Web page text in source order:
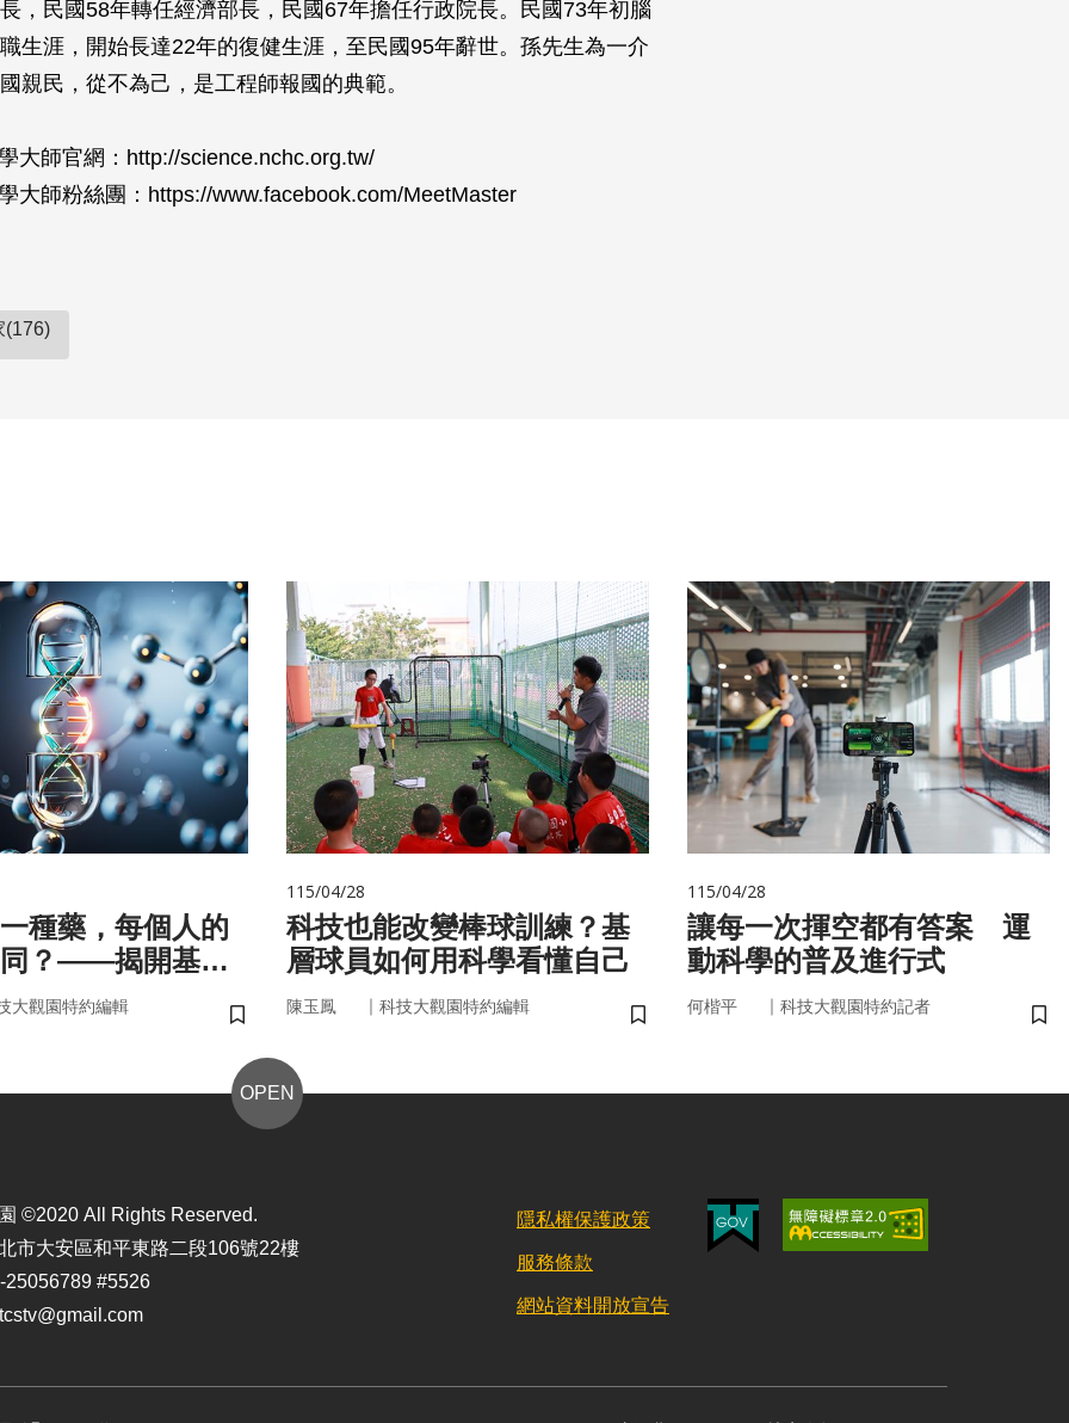
，民國58年轉任經濟部長，民國67年擔任行政院長。民國73年初腦
生涯，開始長達22年的復健生涯，至民國95年辭世。孫先生為一介
親民，從不為己，是工程師報國的典範。
大師官網：http://science.nchc.org.tw/
大師粉絲團：https://www.facebook.com/MeetMaster
(176)
種藥，每個人的
？——揭開基因
大觀園特約編輯
儲存書籤
115/04/28
科技也能改變棒球訓練？基
層球員如何用科學看懂自己
陳玉鳳 ｜ 科技大觀園特約編輯
儲存書籤
115/04/28
讓每一次揮空都有答案 運
動科學的普及進行式
何楷平 ｜ 科技大觀園特約記者
儲
OPEN
©2020 All Rights Reserved.
市大安區和平東路二段106號22樓
25056789 #5526
隱私權保護政策
服務條款
網站資料開放宣告